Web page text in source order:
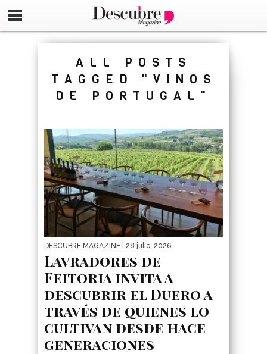
google-site-
ALL POSTS
TAGGED "VINOS
DE PORTUGAL"
DESCUBRE MAGAZINE | 28 julio, 2026
Lavradores de
Feitoria invita a
descubrir el Duero a
través de quienes lo
cultivan desde hace
generaciones